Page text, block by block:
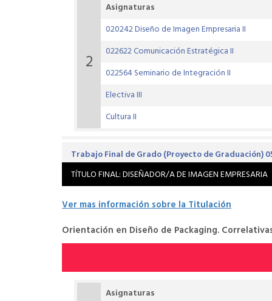
2
Asignaturas
020242 Diseño de Imagen Empresaria II
022622 Comunicación Estratégica II
022564 Seminario de Integración II
Electiva III
Cultura II
Trabajo Final de Grado (Proyecto de Graduación)
TÍTULO FINAL: DISEÑADOR/A DE IMAGEN EMPRESARIA
Ver mas información sobre la Titulación
Orientación en Diseño de Packaging.
Asignaturas